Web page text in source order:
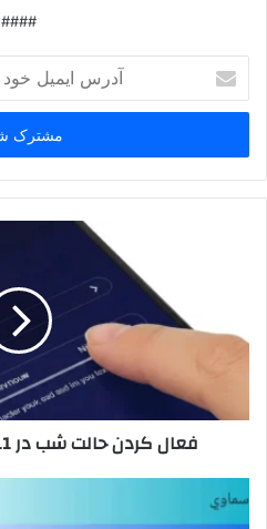
####
ایمیل
خود
وارد
کنید
فعال کردن حالت شب در Xiaomi Redmi Note 11